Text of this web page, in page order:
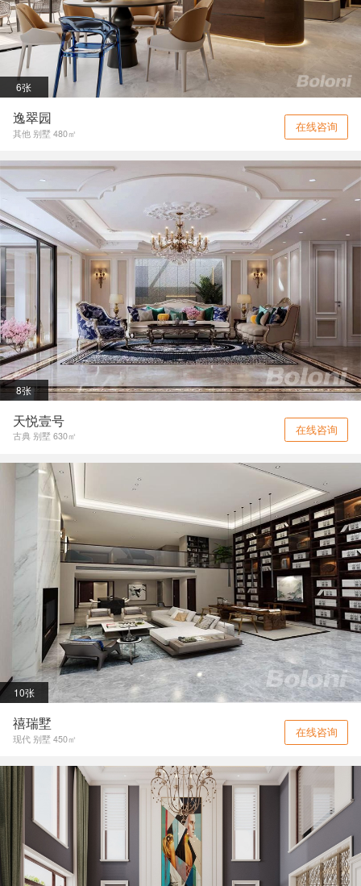
6张
逸翠园
其他 别墅 480㎡ 在线咨询
8张
天悦壹号
古典 别墅 630㎡ 在线咨询
10张
禧瑞墅
现代 别墅 450㎡ 在线咨询